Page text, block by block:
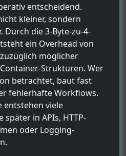
entscheidend.
kleiner, sondern
Durch die 3-Byte-zu-4-
ein Overhead von
möglicher
Strukturen. Wer
betrachtet, baut fast
fehlerhafte Workflows.
entstehen viele
später in APIs, HTTP-
oder Logging-